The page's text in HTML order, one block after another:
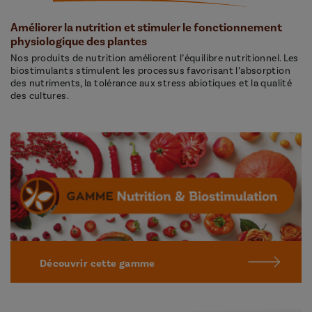
Améliorer la nutrition et stimuler le fonctionnement
physiologique des plantes
Nos produits de nutrition améliorent l’équilibre nutritionnel. Les
biostimulants stimulent les processus favorisant l’absorption
des nutriments, la tolérance aux stress abiotiques et la qualité
des cultures.
Découvrir cette gamme